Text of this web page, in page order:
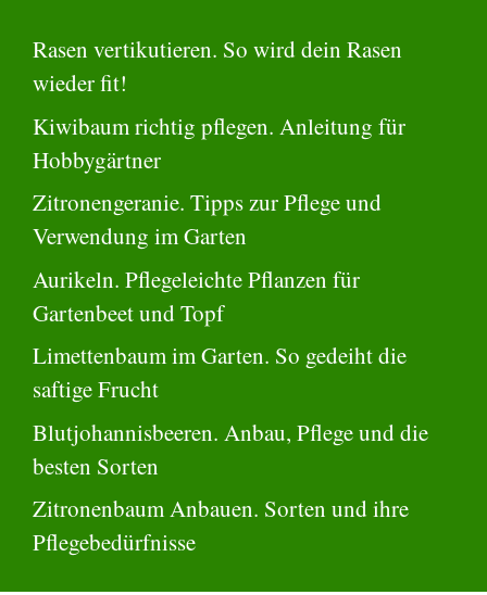
Rasen vertikutieren. So wird dein Rasen
wieder fit!
Kiwibaum richtig pflegen. Anleitung für
Hobbygärtner
Zitronengeranie. Tipps zur Pflege und
Verwendung im Garten
Aurikeln. Pflegeleichte Pflanzen für
Gartenbeet und Topf
Limettenbaum im Garten. So gedeiht die
saftige Frucht
Blutjohannisbeeren. Anbau, Pflege und die
besten Sorten
Zitronenbaum Anbauen. Sorten und ihre
Pflegebedürfnisse